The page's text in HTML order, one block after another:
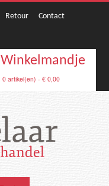
Retour
Contact
Winkelmandje
0 artikel(en) - € 0,00